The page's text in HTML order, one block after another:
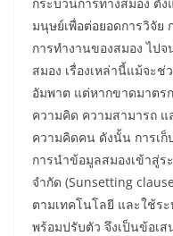
มนุษย์เพื่อต่อยอดการวิจัย
การทำงานของสมอง ไป
สมอง เรื่องเหล่านี้แม้จะ
อัมพาต แต่หากขาดมาตร
ความคิด ความสามารถ แ
ความคิดคน ดังนั้น การเ
การนำข้อมูลสมองเข้าสู่
จำกัด (Sunsetting
ตามเทคโนโลยี และใช้ร
พร้อมปรับตัว จึงเป็นข้อเส